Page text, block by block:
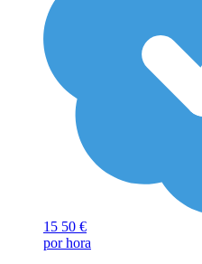
15 50 €
por hora